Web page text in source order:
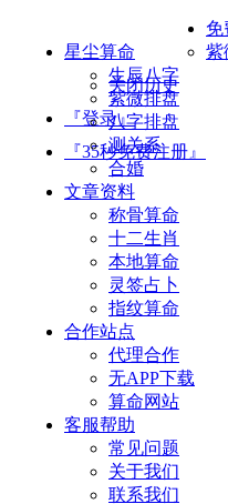
星尘算命
关闭历史
『登录』
『35秒免费注册』
免
紫
生辰八字
紫微排盘
八字排盘
测关系
合婚
文章资料
称骨算命
十二生肖
本地算命
灵签占卜
指纹算命
合作站点
代理合作
无APP下载
算命网站
客服帮助
常见问题
关于我们
联系我们